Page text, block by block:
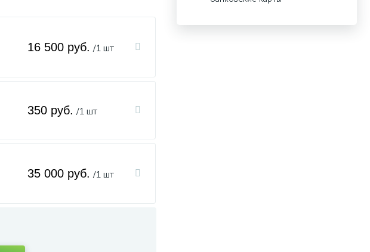
16 500 руб. /1 шт
350 руб. /1 шт
35 000 руб. /1 шт